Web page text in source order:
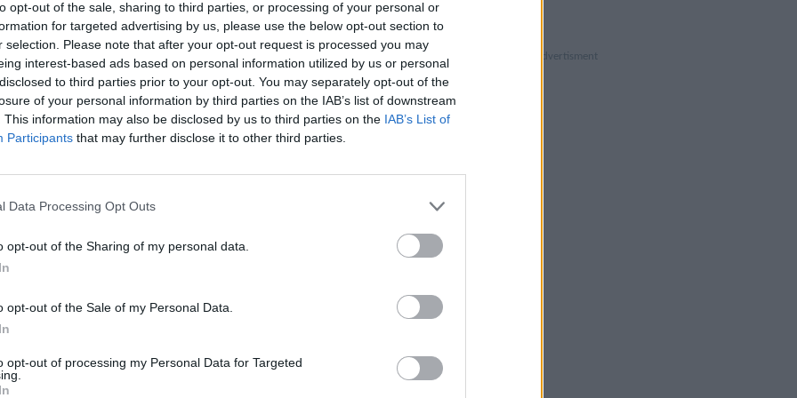
opt-out of the sale, sharing to third parties, or processing of your personal or
for targeted advertising by us, please use the below opt-out section to
selection. Please note that after your opt-out request is processed you may
interest-based ads based on personal information utilized by us or personal
to third parties prior to your opt-out. You may separately opt-out of the
of your personal information by third parties on the IAB’s list of downstream
This information may also be disclosed by us to third parties on the IAB’s List of
Participants that may further disclose it to other third parties.
Data Processing Opt Outs
opt-out of the Sharing of my personal data.
opt-out of the Sale of my Personal Data.
opt-out of processing my Personal Data for Targeted
νίκη. Η αλήθεια είναι πως ταλαιπωρούμε από
είναι covid. Μου άρεσε η διαδρομή και ήταν
Ολυμπιάς Πατρών ξέρουν να
κλίμα και ήταν καλή διοργάνωση», δηλώνει